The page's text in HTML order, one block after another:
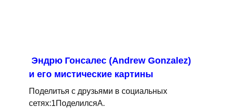
Эндрю Гонсалес (Andrew Gonzalez)
и его мистические картины
Поделитья с друзьями в социальных
сетях:1ПоделилсяA.